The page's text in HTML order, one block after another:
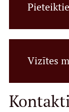
Bālinta
Klīnisko
Vizītes